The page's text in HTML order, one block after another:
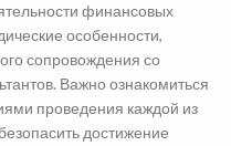
финансовых
особенности,
сопровождения со
Важно ознакомиться
проведения каждой из
достижение